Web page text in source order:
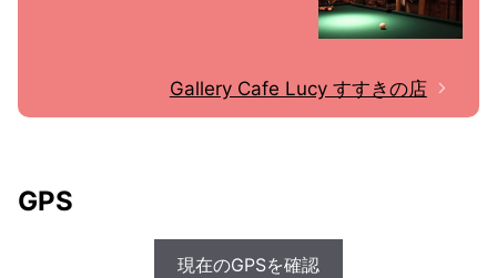
Gallery Cafe Lucy すすきの店
GPS
現在のGPSを確認